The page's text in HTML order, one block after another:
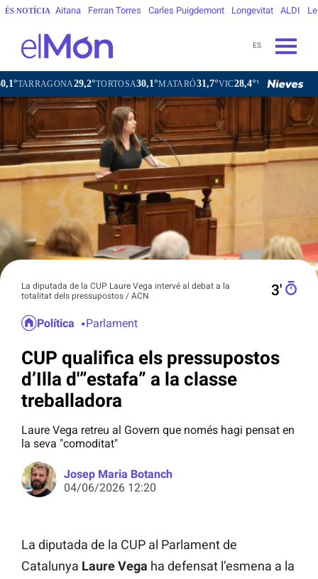
ÉS NOTÍCIA Aitana Ferran Torres Carles Puigdemont Longevitat ALDI
ES
29,2°TORTOSA30,1°MATARÓ31,7°VIC28,4°VILAFRANCA DEL
La diputada de la CUP Laure Vega intervé al debat a la
totalitat dels pressupostos / ACN
3′
Política Parlament
CUP qualifica els pressupostos
d’Illa d'”estafa” a la classe
treballadora
Laure Vega retreu al Govern que només hagi pensat en
la seva "comoditat"
Josep Maria Botanch
04/06/2026 12:20
La diputada de la CUP al Parlament de
Catalunya Laure Vega ha defensat l’esmena a la